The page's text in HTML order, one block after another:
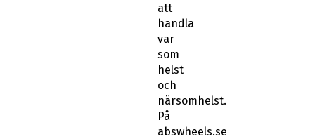
att
handla
var
som
helst
och
närsomhelst.
På
abswheels.se